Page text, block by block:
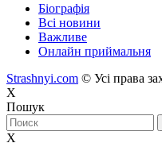
Біографія
Всі новини
Важливе
Онлайн приймальня
Strashnyi.com © Усі права
X
Пошук
X